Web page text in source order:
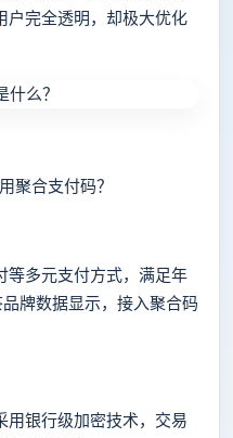
户完全透明，却极大优化
合支付码？
多元支付方式，满足年
牌数据显示，接入聚合码
银行级加密技术，交易